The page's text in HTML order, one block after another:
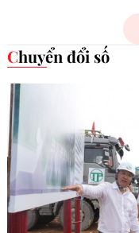
Chuyển đổi số